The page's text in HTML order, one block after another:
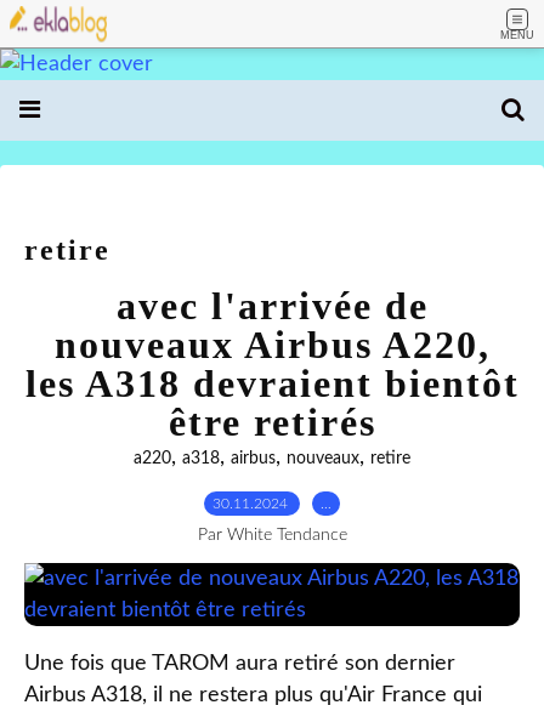
MENU
retire
avec l'arrivée de
nouveaux Airbus A220,
les A318 devraient bientôt
être retirés
a220, a318, airbus, nouveaux, retire
30.11.2024
Par White Tendance
Une fois que TAROM aura retiré son dernier
Airbus A318, il ne restera plus qu'Air France qui